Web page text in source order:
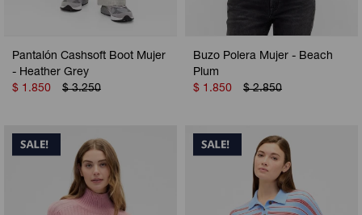
Pantalón Cashsoft Boot Mujer
- Heather Grey
$ 1.850 $ 3.250
Buzo Polera Mujer - Beach
Plum
$ 1.850 $ 2.850